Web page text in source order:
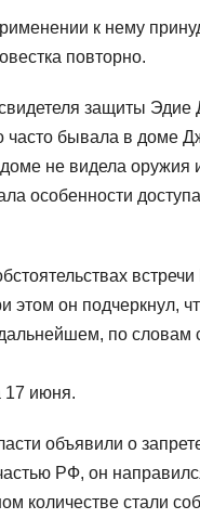
к нему
повторно.
защиты Эдие
бывала в доме
не видела
особенности
этом он подчеркнул,
по
17 июня.
объявили о
РФ, он
количестве стали